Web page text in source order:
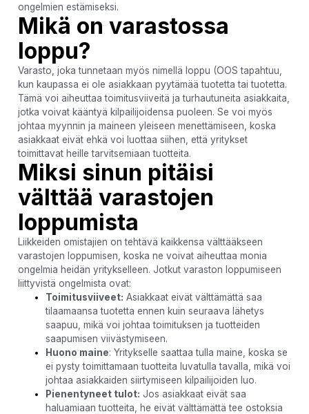
ongelmien estämiseksi.
Mikä on varastossa
loppu?
Varasto, joka tunnetaan myös nimellä loppu (OOS tapahtuu,
kun kaupassa ei ole asiakkaan pyytämää tuotetta tai tuotetta.
Tämä voi aiheuttaa toimitusviiveitä ja turhautuneita asiakkaita,
jotka voivat kääntyä kilpailijoidensa puoleen. Se voi myös
johtaa myynnin ja maineen yleiseen menettämiseen, koska
asiakkaat eivät ehkä voi luottaa siihen, että yritykset
toimittavat heille tarvitsemiaan tuotteita.
Miksi sinun pitäisi
välttää varastojen
loppumista
Liikkeiden omistajien on tehtävä kaikkensa välttääkseen
varastojen loppumisen, koska ne voivat aiheuttaa monia
ongelmia heidän yritykselleen. Jotkut varaston loppumiseen
liittyvistä ongelmista ovat:
Toimitusviiveet: Asiakkaat eivät välttämättä saa
tilaamaansa tuotetta ennen kuin seuraava lähetys
saapuu, mikä voi johtaa toimituksen ja tuotteiden
saapumisen viivästymiseen.
Huono maine: Yritykselle saattaa tulla maine, koska se
ei pysty toimittamaan tuotteita luvatulla tavalla, mikä voi
johtaa asiakkaiden siirtymiseen kilpailijoiden luo.
Pienentyneet tulot: Jos asiakkaat eivät saa
haluamiaan tuotteita, he eivät välttämättä tee ostoksia